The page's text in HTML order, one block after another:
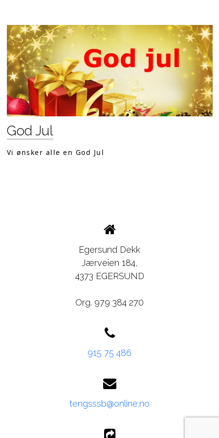
God Jul
Vi ønsker alle en God Jul
Egersund Dekk
Jærveien 184,
4373 EGERSUND
Org. 979 384 270
915 75 486
tengsssb@online.no